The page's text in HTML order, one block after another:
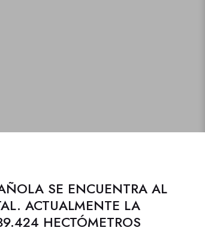
SE ENCUENTRA AL
ACTUALMENTE LA
HECTÓMETROS